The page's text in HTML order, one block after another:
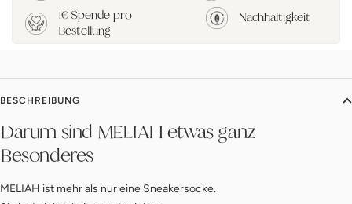
1€ Spende pro
Bestellung
Nachhaltigkeit
BESCHREIBUNG
Darum sind MELIAH etwas ganz
Besonderes
MELIAH ist mehr als nur eine Sneakersocke.